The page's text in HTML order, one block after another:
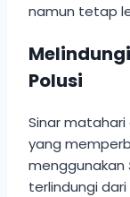
namun tetap
Polusi
Sinar
yang
menggunakan
terlindungi dari